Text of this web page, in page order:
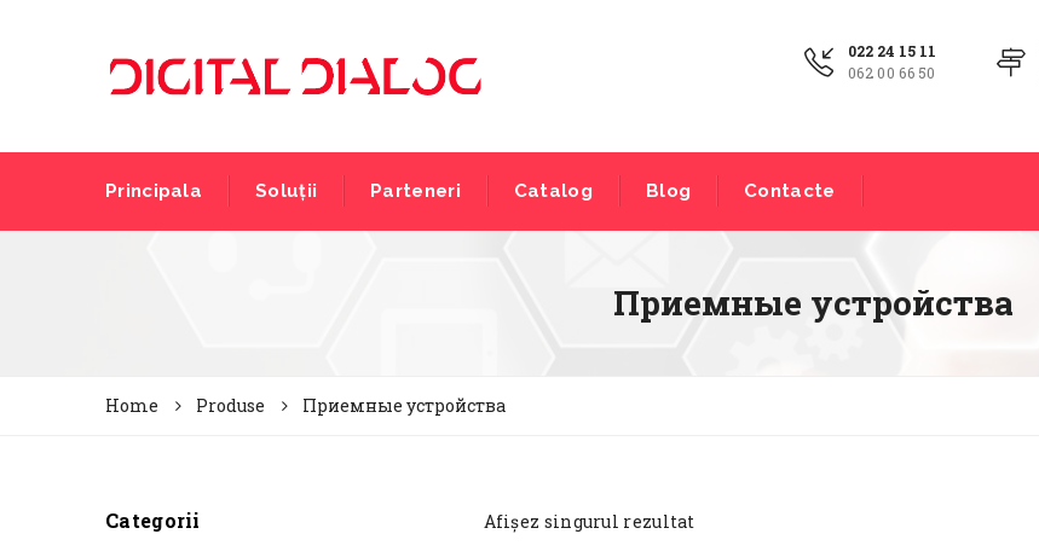
022 24 15 11
062 00 66 50
Principala Soluții Parteneri Catalog Blog Contacte
Приемные устройства
Home Produse Приемные устройства
Categorii Afișez singurul rezultat